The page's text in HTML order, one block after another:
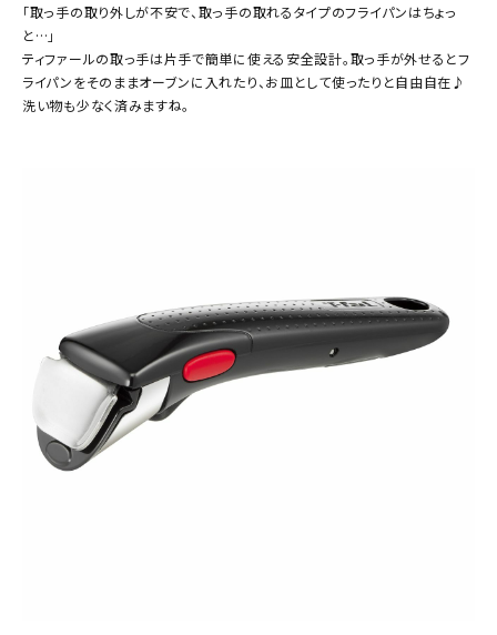
「取っ手の取り外しが不安で、取っ手の取れるタイプのフライパンはちょっ
と…」
ティファールの取っ手は片手で簡単に使える安全設計。取っ手が外せるとフ
ライパンをそのままオーブンに入れたり、お皿として使ったりと自由自在♪
洗い物も少なく済みますね。